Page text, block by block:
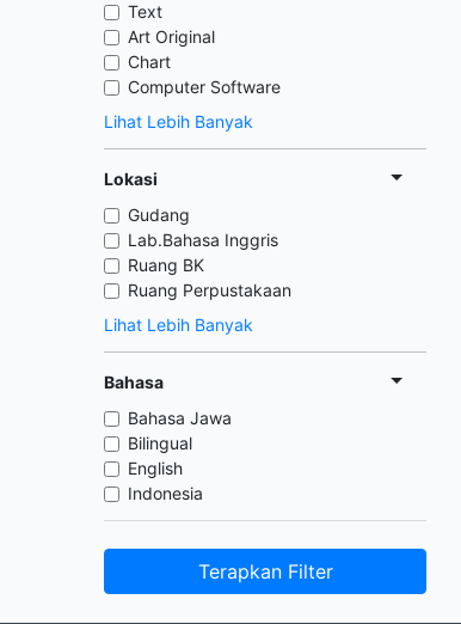
Text
Art Original
Chart
Computer Software
Lihat Lebih Banyak
Lokasi
Gudang
Lab.Bahasa Inggris
Ruang BK
Ruang Perpustakaan
Lihat Lebih Banyak
Bahasa
Bahasa Jawa
Bilingual
English
Indonesia
Terapkan Filter